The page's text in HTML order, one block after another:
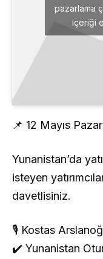
pazarlama
içeriği
📌 12 Mayıs
Yunanistan’da
isteyen
davetlisiniz.
🎙️ Kostas
✔️ Yunanistan